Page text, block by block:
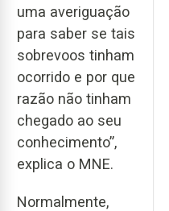
uma averiguação
para saber se tais
sobrevoos tinham
ocorrido e por que
razão não tinham
chegado ao seu
conhecimento”,
explica o MNE.
Normalmente,